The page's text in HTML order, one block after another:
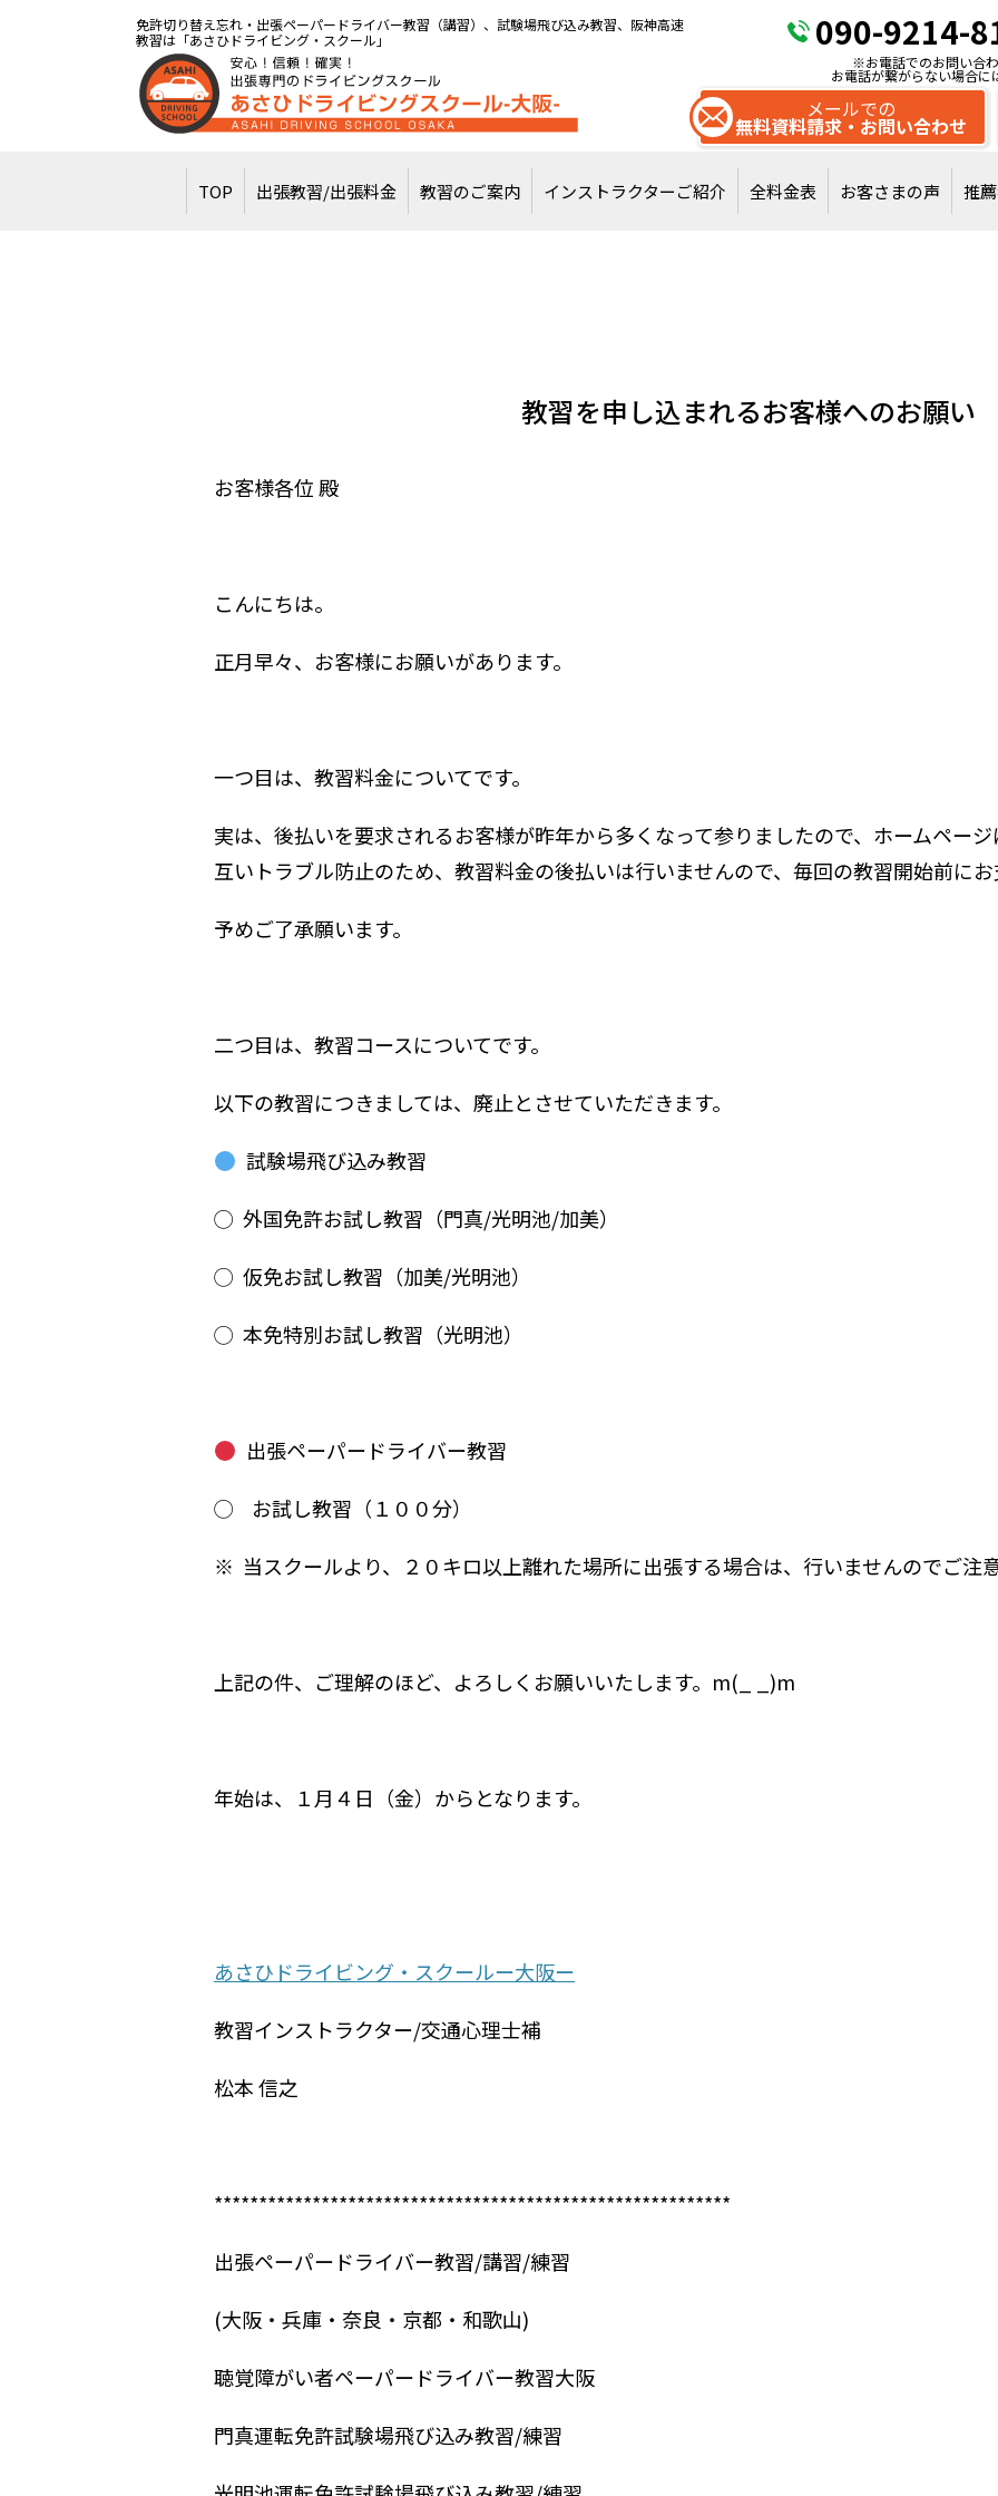
免許切り替え忘れ・出張ペーパードライバー教習（講習）、試験場飛び込み教習、阪神高速
教習は「あさひドライビング・スクール」
090-9214-
※お電話でのお問い合わ
お電話が繋がらない場合に
メールでの
無料資料請求・お問い合わせ
TOP 出張教習/出張料金 教習のご案内 インストラクターご紹介 全料金表 お客さまの声 推
教習を申し込まれるお客様へのお願い
お客様各位 殿
こんにちは。
正月早々、お客様にお願いがあります。
一つ目は、教習料金についてです。
実は、後払いを要求されるお客様が昨年から多くなって参りましたので、ホームペー
互いトラブル防止のため、教習料金の後払いは行いませんので、毎回の教習開始前にお
予めご了承願います。
二つ目は、教習コースについてです。
以下の教習につきましては、廃止とさせていただきます。
試験場飛び込み教習
◯ 外国免許お試し教習（門真/光明池/加美）
◯ 仮免お試し教習（加美/光明池）
◯ 本免特別お試し教習（光明池）
出張ペーパードライバー教習
◯ お試し教習（１００分）
※ 当スクールより、２０キロ以上離れた場所に出張する場合は、行いませんのでご注意
上記の件、ご理解のほど、よろしくお願いいたします。m(_ _)m
年始は、１月４日（金）からとなります。
あさひドライビング・スクールー大阪ー
教習インストラクター/交通心理士補
松本 信之
**********************************************************
出張ペーパードライバー教習/講習/練習
(大阪・兵庫・奈良・京都・和歌山)
聴覚障がい者ペーパードライバー教習大阪
門真運転免許試験場飛び込み教習/練習